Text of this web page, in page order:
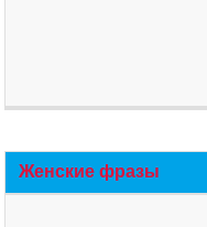
Женские фразы